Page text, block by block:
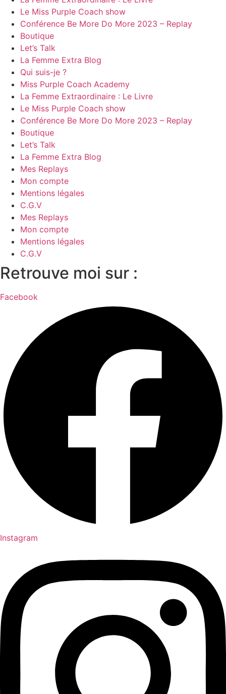
Le Miss Purple Coach show
Conférence Be More Do More 2023 – Replay
Boutique
Let’s Talk
La Femme Extra Blog
Qui suis-je ?
Miss Purple Coach Academy
La Femme Extraordinaire : Le Livre
Le Miss Purple Coach show
Conférence Be More Do More 2023 – Replay
Boutique
Let’s Talk
La Femme Extra Blog
Mes Replays
Mon compte
Mentions légales
C.G.V
Mes Replays
Mon compte
Mentions légales
C.G.V
Retrouve moi sur :
Facebook
Instagram